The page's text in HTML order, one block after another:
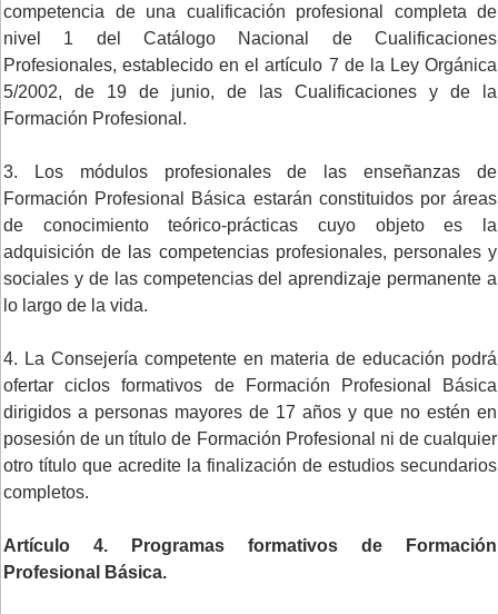
competencia de una cualificación profesional completa de
nivel 1 del Catálogo Nacional de Cualificaciones
Profesionales, establecido en el artículo 7 de la Ley Orgánica
5/2002, de 19 de junio, de las Cualificaciones y de la
Formación Profesional.
3. Los módulos profesionales de las enseñanzas de
Formación Profesional Básica estarán constituidos por áreas
de conocimiento teórico-prácticas cuyo objeto es la
adquisición de las competencias profesionales, personales y
sociales y de las competencias del aprendizaje permanente a
lo largo de la vida.
4. La Consejería competente en materia de educación podrá
ofertar ciclos formativos de Formación Profesional Básica
dirigidos a personas mayores de 17 años y que no estén en
posesión de un título de Formación Profesional ni de cualquier
otro título que acredite la finalización de estudios secundarios
completos.
Artículo 4. Programas formativos de Formación
Profesional Básica.